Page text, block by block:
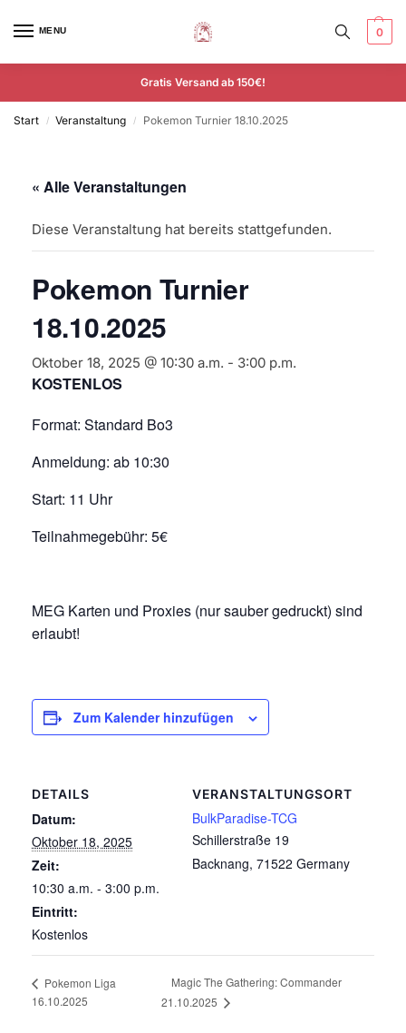
MENU 0
Gratis Versand ab 150€!
Start / Veranstaltung / Pokemon Turnier 18.10.2025
« Alle Veranstaltungen
Diese Veranstaltung hat bereits stattgefunden.
Pokemon Turnier
18.10.2025
Oktober 18, 2025 @ 10:30 a.m. - 3:00 p.m.
KOSTENLOS
Format: Standard Bo3
Anmeldung: ab 10:30
Start: 11 Uhr
Teilnahmegebühr: 5€
MEG Karten und Proxies (nur sauber gedruckt) sind
erlaubt!
Zum Kalender hinzufügen
DETAILS
Datum:
Oktober 18, 2025
Zeit:
10:30 a.m. - 3:00 p.m.
Eintritt:
Kostenlos
VERANSTALTUNGSORT
BulkParadise-TCG
Schillerstraße 19
Backnang, 71522 Germany
Pokemon Liga
16.10.2025
Magic The Gathering: Commander
21.10.2025